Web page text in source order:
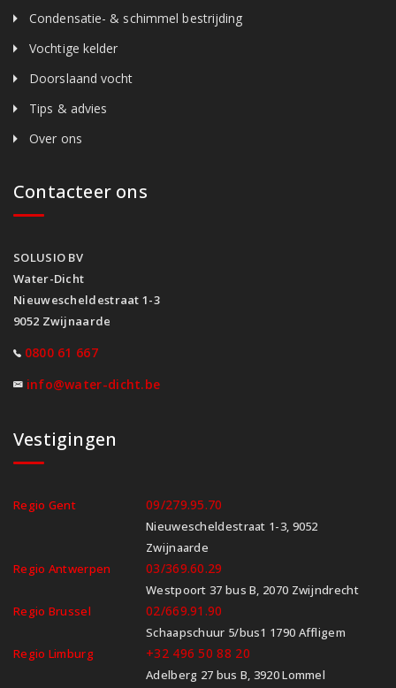
Condensatie- & schimmel bestrijding
Vochtige kelder
Doorslaand vocht
Tips & advies
Over ons
Contacteer ons
SOLUSIO BV
Water-Dicht
Nieuwescheldestraat 1-3
9052 Zwijnaarde
0800 61 667
info@water-dicht.be
Vestigingen
Regio Gent 09/279.95.70
Nieuwescheldestraat 1-3, 9052
Zwijnaarde
Regio Antwerpen
03/369.60.29
Westpoort 37 bus B, 2070 Zwijndrecht
Regio Brussel
02/669.91.90
Schaapschuur 5/bus1 1790 Affligem
Regio Limburg
+32 496 50 88 20
Adelberg 27 bus B, 3920 Lommel